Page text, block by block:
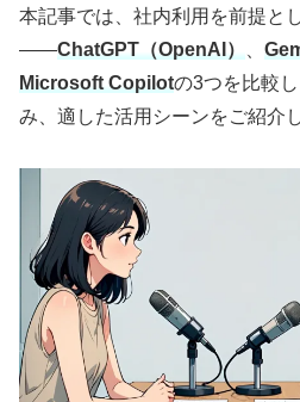
本記事では、社内利用を前提と
――ChatGPT（OpenAI）
Microsoft Copilotの3つを比較
み、適した活用シーンをご紹介